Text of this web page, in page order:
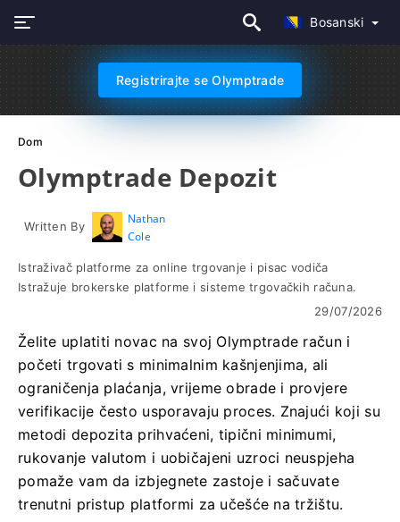
Bosanski
Registrirajte se Olymptrade
Dom
Olymptrade Depozit
Written By
Nathan
Cole
Istraživač platforme za online trgovanje i pisac vodiča
Istražuje brokerske platforme i sisteme trgovačkih računa.
29/07/2026
Želite uplatiti novac na svoj Olymptrade račun i
početi trgovati s minimalnim kašnjenjima, ali
ograničenja plaćanja, vrijeme obrade i provjere
verifikacije često usporavaju proces. Znajući koji su
metodi depozita prihvaćeni, tipični minimumi,
rukovanje valutom i uobičajeni uzroci neuspjeha
pomaže vam da izbjegnete zastoje i sačuvate
trenutni pristup platformi za učešće na tržištu.